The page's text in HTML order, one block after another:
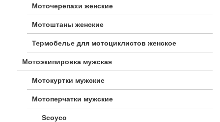
Моточерепахи женские
Мотоштаны женские
Термобелье для мотоциклистов женское
Мотоэкипировка мужская
Мотокуртки мужские
Мотоперчатки мужские
Scoyco